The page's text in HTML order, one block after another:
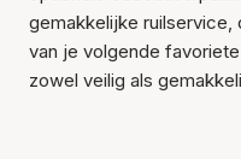
gemakkelijke ruilservice,
van je volgende
zowel veilig als